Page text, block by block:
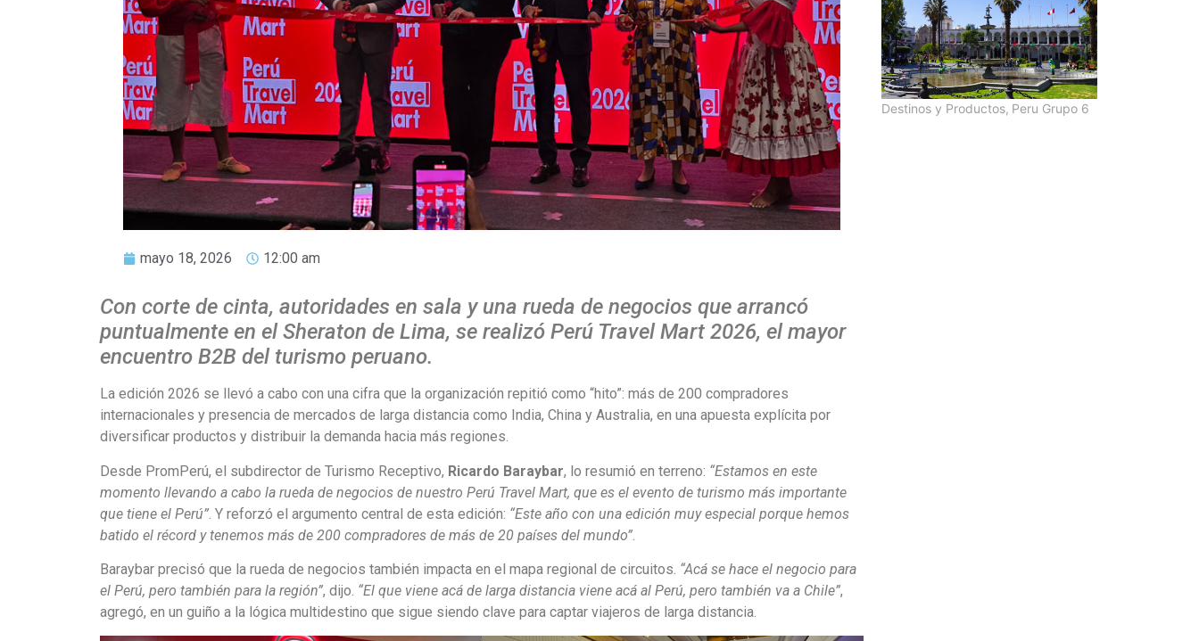
mayo 18, 2026 12:00 am
Con corte de cinta, autoridades en sala y una rueda de negocios que arrancó
puntualmente en el Sheraton de Lima, se realizó Perú Travel Mart 2026, el mayor
encuentro B2B del turismo peruano.
La edición 2026 se llevó a cabo con una cifra que la organización repitió como “hito”: más de 200 compradores
internacionales y presencia de mercados de larga distancia como India, China y Australia, en una apuesta explícita por
diversificar productos y distribuir la demanda hacia más regiones.
Desde PromPerú, el subdirector de Turismo Receptivo, Ricardo Baraybar, lo resumió en terreno: “Estamos en este
momento llevando a cabo la rueda de negocios de nuestro Perú Travel Mart, que es el evento de turismo más importante
que tiene el Perú” . Y reforzó el argumento central de esta edición: “Este año con una edición muy especial porque hemos
batido el récord y tenemos más de 200 compradores de más de 20 países del mundo”
Baraybar precisó que la rueda de negocios también impacta en el mapa regional de circuitos. “Acá se hace el negocio para
el Perú, pero también para la región”, dijo. “El que viene acá de larga distancia viene acá al Perú, pero también va a Chile”,
agregó, en un guiño a la lógica multidestino que sigue siendo clave para captar viajeros de larga distancia.
Destinos y Productos, Peru Grupo 6